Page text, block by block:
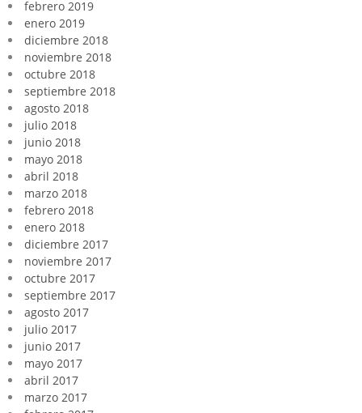
febrero 2019
enero 2019
diciembre 2018
noviembre 2018
octubre 2018
septiembre 2018
agosto 2018
julio 2018
junio 2018
mayo 2018
abril 2018
marzo 2018
febrero 2018
enero 2018
diciembre 2017
noviembre 2017
octubre 2017
septiembre 2017
agosto 2017
julio 2017
junio 2017
mayo 2017
abril 2017
marzo 2017